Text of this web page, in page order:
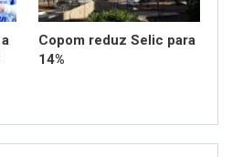
Copom reduz Selic para
14%